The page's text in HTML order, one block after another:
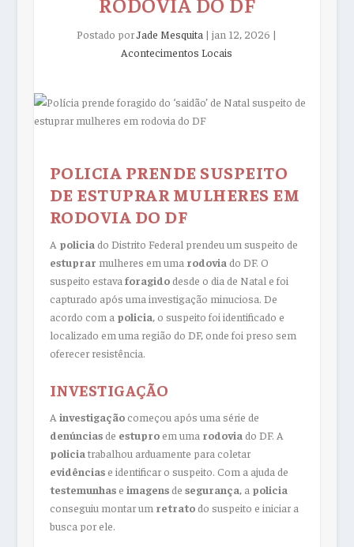
Postado porJade Mesquita |jan 12, 2026 |
Acontecimentos Locais
POLICIA PRENDE SUSPEITO
DE ESTUPRAR MULHERES EM
RODOVIA DO DF
A policia do Distrito Federal prendeu um suspeito de
estuprar mulheres em uma rodovia do DF. O
suspeito estava foragidodesde o dia de Natal e foi
capturado após uma investigação minuciosa. De
acordo com a policia, o suspeito foi identificado e
localizado em uma região do DF, onde foi preso sem
oferecer resistência.
INVESTIGAÇÃO
A investigaçãocomeçou após uma série de
denúnciasde estuproem uma rodovia do DF. A
policiatrabalhou arduamente para coletar
evidênciase identificar o suspeito. Com a ajuda de
testemunhase imagensde segurança, a policia
conseguiu montar um retratodo suspeito e iniciar a
busca por ele.